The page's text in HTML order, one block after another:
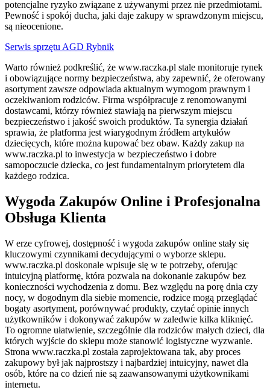
potencjalne ryzyko związane z używanymi przez nie przedmiotami.
Pewność i spokój ducha, jaki daje zakupy w sprawdzonym miejscu,
są nieocenione.
Serwis sprzętu AGD Rybnik
Warto również podkreślić, że www.raczka.pl stale monitoruje rynek
i obowiązujące normy bezpieczeństwa, aby zapewnić, że oferowany
asortyment zawsze odpowiada aktualnym wymogom prawnym i
oczekiwaniom rodziców. Firma współpracuje z renomowanymi
dostawcami, którzy również stawiają na pierwszym miejscu
bezpieczeństwo i jakość swoich produktów. Ta synergia działań
sprawia, że platforma jest wiarygodnym źródłem artykułów
dziecięcych, które można kupować bez obaw. Każdy zakup na
www.raczka.pl to inwestycja w bezpieczeństwo i dobre
samopoczucie dziecka, co jest fundamentalnym priorytetem dla
każdego rodzica.
Wygoda Zakupów Online i Profesjonalna
Obsługa Klienta
W erze cyfrowej, dostępność i wygoda zakupów online stały się
kluczowymi czynnikami decydującymi o wyborze sklepu.
www.raczka.pl doskonale wpisuje się w te potrzeby, oferując
intuicyjną platformę, która pozwala na dokonanie zakupów bez
konieczności wychodzenia z domu. Bez względu na porę dnia czy
nocy, w dogodnym dla siebie momencie, rodzice mogą przeglądać
bogaty asortyment, porównywać produkty, czytać opinie innych
użytkowników i dokonywać zakupów w zaledwie kilka kliknięć.
To ogromne ułatwienie, szczególnie dla rodziców małych dzieci, dla
których wyjście do sklepu może stanowić logistyczne wyzwanie.
Strona www.raczka.pl została zaprojektowana tak, aby proces
zakupowy był jak najprostszy i najbardziej intuicyjny, nawet dla
osób, które na co dzień nie są zaawansowanymi użytkownikami
internetu.